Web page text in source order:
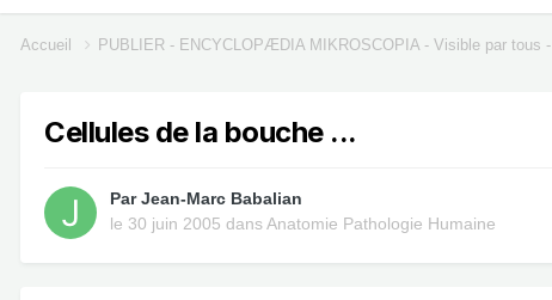
Accueil PUBLIER - ENCYCLOPÆDIA MIKROSCOPIA - Visible par tous -
Cellules de la bouche ...
ParJean-Marc Babalian
le 30 juin 2005 dansAnatomie Pathologie Humaine